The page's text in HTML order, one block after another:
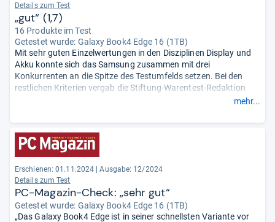
Details zum Test
„gut“ (1,7)
16 Produkte im Test
Getestet wurde: Galaxy Book4 Edge 16 (1TB)
Mit sehr guten Einzelwertungen in den Disziplinen Display und
Akku konnte sich das Samsung zusammen mit drei
Konkurrenten an die Spitze des Testumfelds setzen. Bei den
restlichen Kriterien vergab die Stiftung-Warentest-Redaktion
Handlichkeit.- Zusammengefasst durch unsere Redaktion.
mehr...
Erschienen: 01.11.2024 | Ausgabe: 12/2024
Details zum Test
PC-Magazin-Check: „sehr gut“
Getestet wurde: Galaxy Book4 Edge 16 (1TB)
„Das Galaxy Book4 Edge ist in seiner schnellsten Variante vor